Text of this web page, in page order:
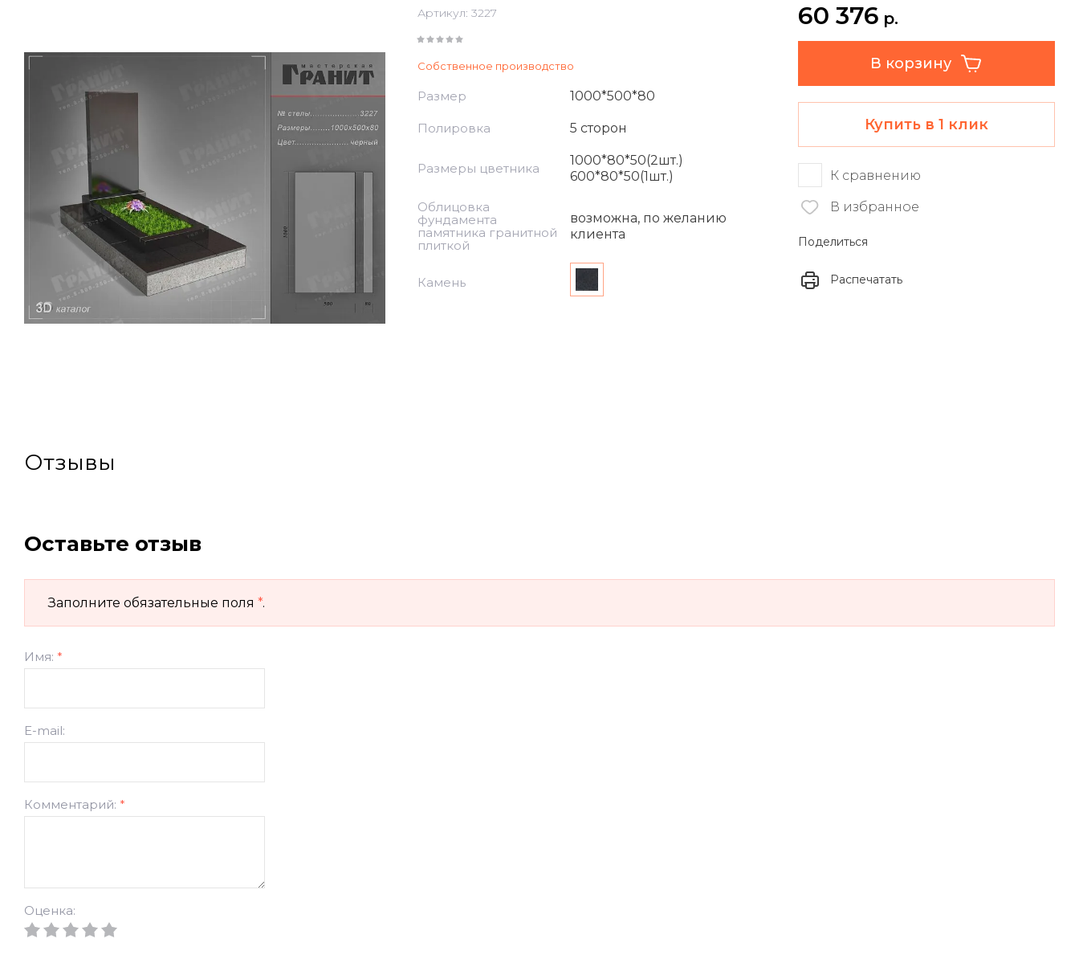
Артикул: 3227
Собственное производство
Размер 1000*500*80
Полировка 5 сторон
Размеры цветника
1000*80*50(2шт.)
600*80*50(1шт.)
Облицовка
фундамента
памятника гранитной
плиткой
возможна, по желанию
клиента
Камень
60 376 р.
В корзину
Купить в 1 клик
К сравнению
В избранное
Поделиться
Распечатать
Отзывы
Оставьте отзыв
Заполните обязательные поля *.
Имя: *
E-mail:
Комментарий: *
Оценка: